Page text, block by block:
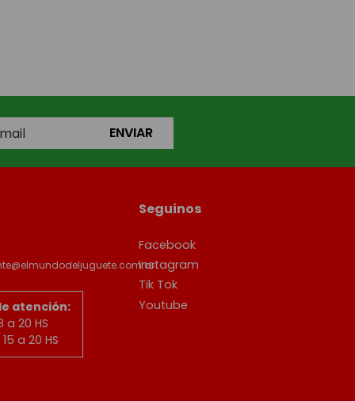
ENVIAR
atención:
a 20 HS
a 20 HS
Seguinos
Facebook
Instagram
Tik Tok
Youtube